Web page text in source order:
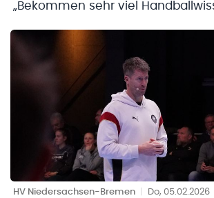
„Bekommen sehr viel
HV Niedersachsen-Bremen Do, 05.02.2026